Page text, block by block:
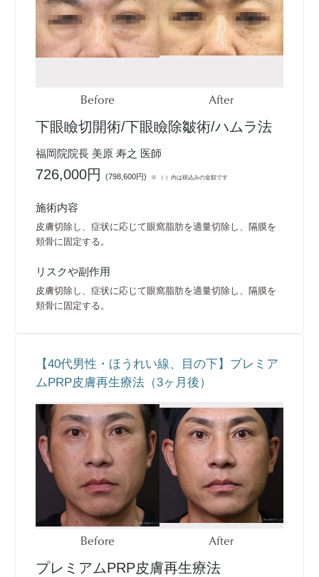
Before After
下眼瞼切開術/下眼瞼除皺術/ハムラ法
福岡院院長 美原 寿之 医師
726,000円(798,600円) ※ （ ）内は税込みの金額です
施術内容
皮膚切除し、症状に応じて眼窩脂肪を適量切除し、隔膜を
頬骨に固定する。
リスクや副作用
皮膚切除し、症状に応じて眼窩脂肪を適量切除し、隔膜を
頬骨に固定する。
【40代男性・ほうれい線、目の下】プレミア
ムPRP皮膚再生療法（3ヶ月後）
Before After
プレミアムPRP皮膚再生療法